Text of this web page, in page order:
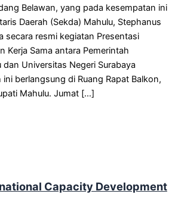
Belawan, yang pada kesempatan ini
Daerah (Sekda) Mahulu, Stephanus
secara resmi kegiatan Presentasi
Kerja Sama antara Pemerintah
dan Universitas Negeri Surabaya
ini berlangsung di Ruang Rapat Balkon,
Mahulu. Jumat […]
Capacity Development